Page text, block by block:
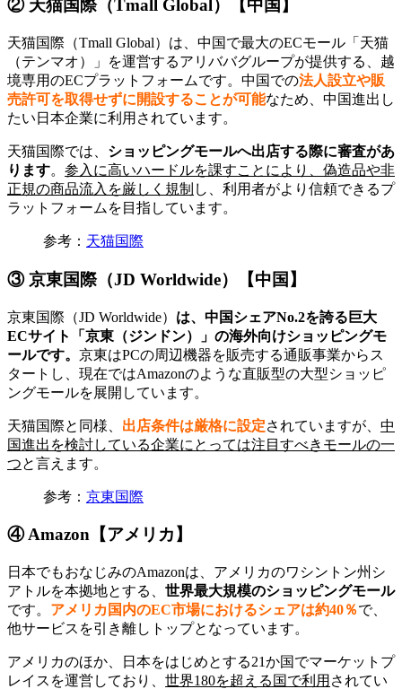
② 天猫国際（Tmall Global）【中国】
天猫国際（Tmall Global）は、中国で最大のECモール「天猫
（テンマオ）」を運営するアリババグループが提供する、越
境専用のECプラットフォームです。中国での法人設立や販
売許可を取得せずに開設することが可能なため、中国進出し
たい日本企業に利用されています。
天猫国際では、 ショッピングモールへ出店する際に審査があ
ります。 参入に高いハードルを課すことにより、偽造品や非
正規の商品流入を厳しく規制 し、利用者がより信頼できるプ
ラットフォームを目指しています。
参考： 天猫国際
③ 京東国際（JD Worldwide）【中国】
京東国際（JD Worldwide） は、中国シェアNo.2を誇る巨大
ECサイト「京東（ジンドン）」の海外向けショッピングモ
ールです。 京東はPCの周辺機器を販売する通販事業からス
タートし、現在ではAmazonのような直販型の大型ショッピ
ングモールを展開しています。
天猫国際と同様、 出店条件は厳格に設定されていますが、 中
国進出を検討している企業にとっては注目すべきモールの一
つと言えます。
参考： 京東国際
④ Amazon【アメリカ】
日本でもおなじみのAmazonは、アメリカのワシントン州シ
アトルを本拠地とする、 世界最大規模のショッピングモール
です。 アメリカ国内のEC市場におけるシェアは約40％で、
他サービスを引き離しトップとなっています。
アメリカのほか、日本をはじめとする21か国でマーケットプ
レイスを運営しており、 世界180を超える国で利用 されてい